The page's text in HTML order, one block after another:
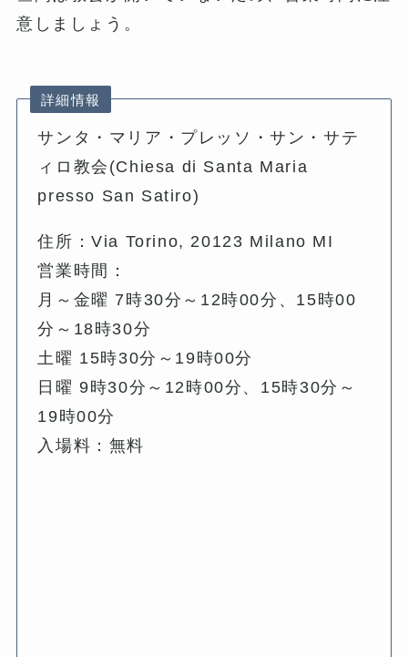
意しましょう。
詳細情報
サンタ・マリア・プレッソ・サン・サテ
ィロ教会(Chiesa di Santa Maria
presso San Satiro)
住所：Via Torino, 20123 Milano MI
営業時間：
月～金曜 7時30分～12時00分、15時00
分～18時30分
土曜 15時30分～19時00分
日曜 9時30分～12時00分、15時30分～
19時00分
入場料：無料